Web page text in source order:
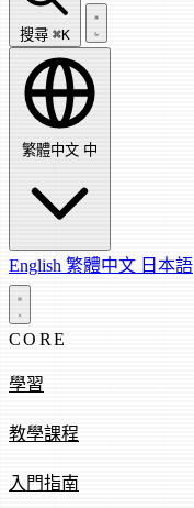
搜尋 ⌘K
繁體中文 中
English 繁體中文 日本語
CORE
學習
教學課程
入門指南